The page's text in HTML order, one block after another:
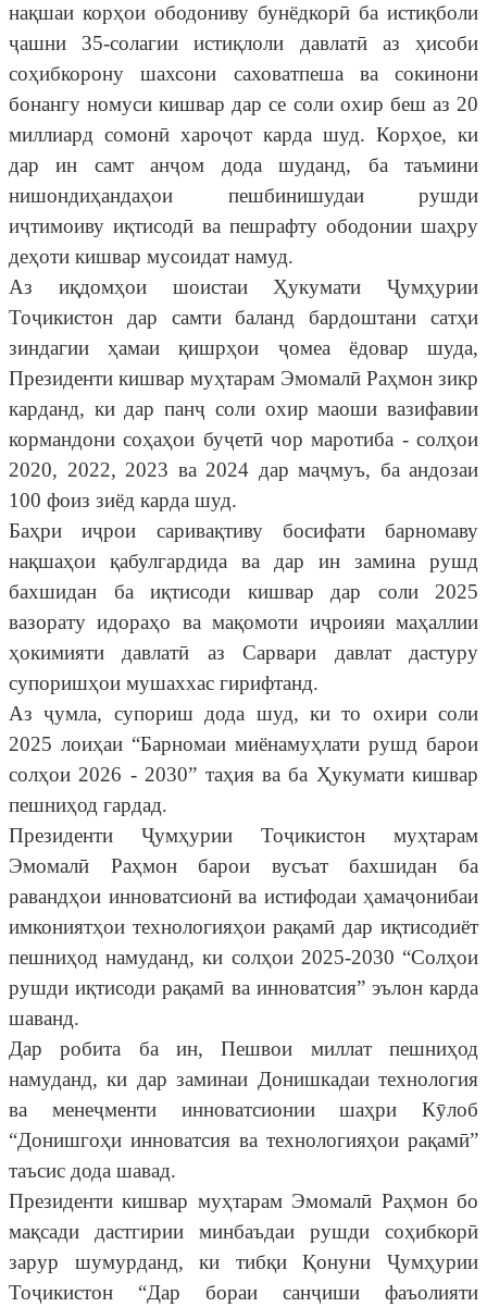
нақшаи корҳои ободониву бунёдкорӣ ба истиқболи
ҷашни 35-солагии истиқлоли давлатӣ аз ҳисоби
соҳибкорону шахсони саховатпеша ва сокинони
бонангу номуси кишвар дар се соли охир беш аз 20
миллиард сомонӣ хароҷот карда шуд. Корҳое, ки
дар ин самт анҷом дода шуданд, ба таъмини
нишондиҳандаҳои пешбинишудаи рушди
иҷтимоиву иқтисодӣ ва пешрафту ободонии шаҳру
деҳоти кишвар мусоидат намуд.
Аз иқдомҳои шоистаи Ҳукумати Ҷумҳурии
Тоҷикистон дар самти баланд бардоштани сатҳи
зиндагии ҳамаи қишрҳои ҷомеа ёдовар шуда,
Президенти кишвар муҳтарам Эмомалӣ Раҳмон зикр
карданд, ки дар панҷ соли охир маоши вазифавии
кормандони соҳаҳои буҷетӣ чор маротиба - солҳои
2020, 2022, 2023 ва 2024 дар маҷмуъ, ба андозаи
100 фоиз зиёд карда шуд.
Баҳри иҷрои саривақтиву босифати барномаву
нақшаҳои қабулгардида ва дар ин замина рушд
бахшидан ба иқтисоди кишвар дар соли 2025
вазорату идораҳо ва мақомоти иҷроияи маҳаллии
ҳокимияти давлатӣ аз Сарвари давлат дастуру
супоришҳои мушаххас гирифтанд.
Аз ҷумла, супориш дода шуд, ки то охири соли
2025 лоиҳаи “Барномаи миёнамуҳлати рушд барои
солҳои 2026 - 2030” таҳия ва ба Ҳукумати кишвар
пешниҳод гардад.
Президенти Ҷумҳурии Тоҷикистон муҳтарам
Эмомалӣ Раҳмон барои вусъат бахшидан ба
равандҳои инноватсионӣ ва истифодаи ҳамаҷонибаи
имкониятҳои технологияҳои рақамӣ дар иқтисодиёт
пешниҳод намуданд, ки солҳои 2025-2030 “Солҳои
рушди иқтисоди рақамӣ ва инноватсия” эълон карда
шаванд.
Дар робита ба ин, Пешвои миллат пешниҳод
намуданд, ки дар заминаи Донишкадаи технология
ва менеҷменти инноватсионии шаҳри Кӯлоб
“Донишгоҳи инноватсия ва технологияҳои рақамӣ”
таъсис дода шавад.
Президенти кишвар муҳтарам Эмомалӣ Раҳмон бо
мақсади дастгирии минбаъдаи рушди соҳибкорӣ
зарур шумурданд, ки тибқи Қонуни Ҷумҳурии
Тоҷикистон “Дар бораи санҷиши фаъолияти